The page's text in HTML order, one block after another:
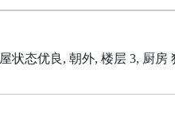
状态优良, 朝外, 楼层 3, 厨房